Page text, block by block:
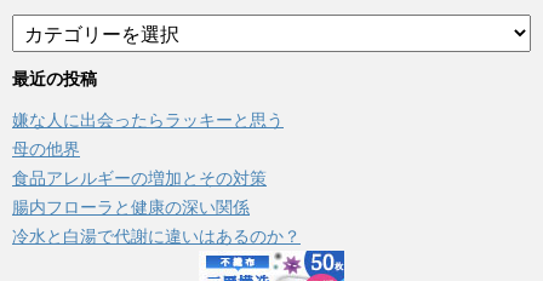
テ
ゴ
ー
最近の投稿
嫌な人に出会ったらラッキーと思う
母の他界
食品アレルギーの増加とその対策
腸内フローラと健康の深い関係
冷水と白湯で代謝に違いはあるのか？